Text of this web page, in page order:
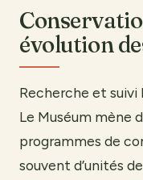
évolution
Recherche et suivi
Le Muséum mène
programmes de
souvent d’unités